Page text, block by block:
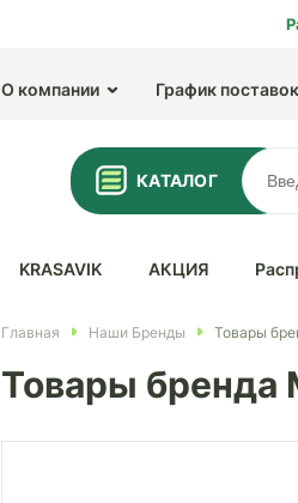
О компании График поставок
КАТАЛОГ
KRASAVIK АКЦИЯ
Главная Наши Бренды Товары
Товары бренда